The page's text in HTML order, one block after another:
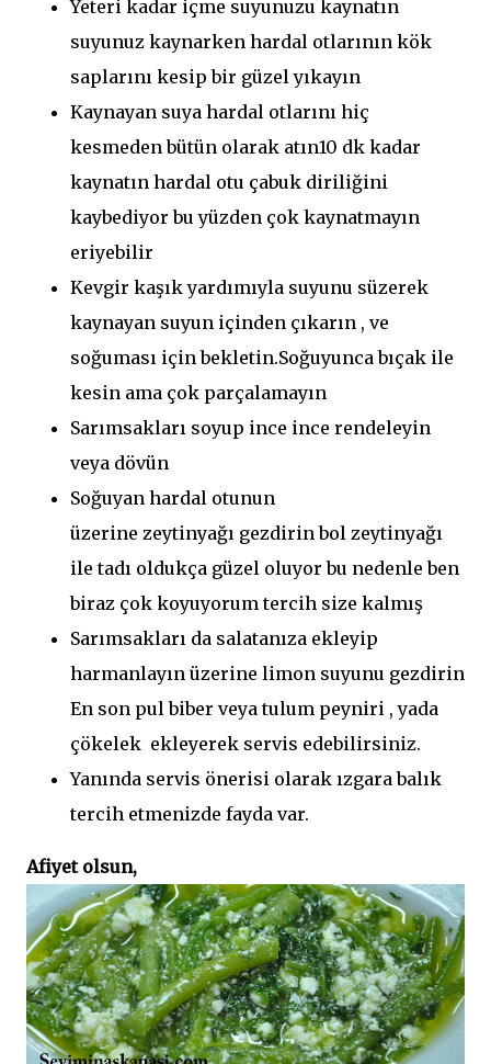
Yeteri kadar içme suyunuzu kaynatın
suyunuz kaynarken hardal otlarının kök
saplarını kesip bir güzel yıkayın
Kaynayan suya hardal otlarını hiç
kesmeden bütün olarak atın10 dk kadar
kaynatın hardal otu çabuk diriliğini
kaybediyor bu yüzden çok kaynatmayın
eriyebilir
Kevgir kaşık yardımıyla suyunu süzerek
kaynayan suyun içinden çıkarın , ve
soğuması için bekletin.Soğuyunca bıçak ile
kesin ama çok parçalamayın
Sarımsakları soyup ince ince rendeleyin
veya dövün
Soğuyan hardal otunun
üzerine zeytinyağı gezdirin bol zeytinyağı
ile tadı oldukça güzel oluyor bu nedenle ben
biraz çok koyuyorum tercih size kalmış
Sarımsakları da salatanıza ekleyip
harmanlayın üzerine limon suyunu gezdirin
En son pul biber veya tulum peyniri , yada
çökelek ekleyerek servis edebilirsiniz.
Yanında servis önerisi olarak ızgara balık
tercih etmenizde fayda var.
Afiyet olsun,